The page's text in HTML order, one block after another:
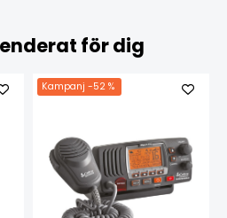
för dig
Kampanj -52 %